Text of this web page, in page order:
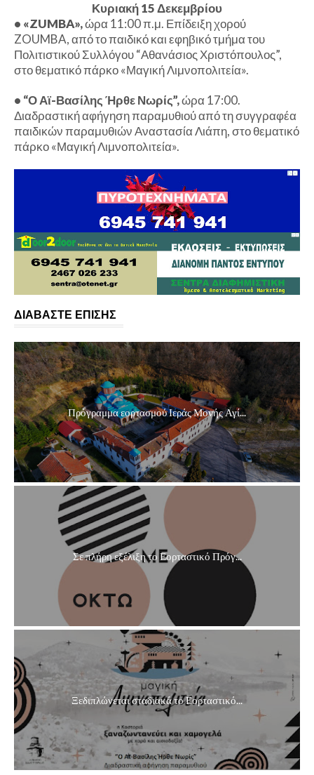
Κυριακή 15 Δεκεμβρίου
• «ZUMBA»,ώρα 11:00 π.μ. Επίδειξη χορού
ZOUMBA, από το παιδικό και εφηβικό τμήμα του
Πολιτιστικού Συλλόγου “Αθανάσιος Χριστόπουλος”,
στο θεματικό πάρκο «Μαγική Λιμνοπολιτεία».
• “Ο Αϊ-Βασίλης Ήρθε Νωρίς”,ώρα 17:00.
Διαδραστική αφήγηση παραμυθιού από τη συγγραφέα
παιδικών παραμυθιών Αναστασία Λιάπη, στο θεματικό
πάρκο «Μαγική Λιμνοπολιτεία».
ΔΙΑΒΑΣΤΕ ΕΠΙΣΗΣ
Πρόγραμμα εορτασμού Ιεράς Μονής Αγί...
Σε πλήρη εξέλιξη το Εορταστικό Πρόγ...
Ξεδιπλώνεται σταδιακά το Εορταστικό...